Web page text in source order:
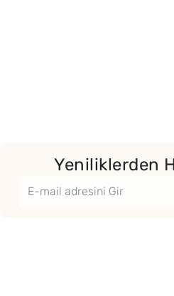
Yeniliklerden